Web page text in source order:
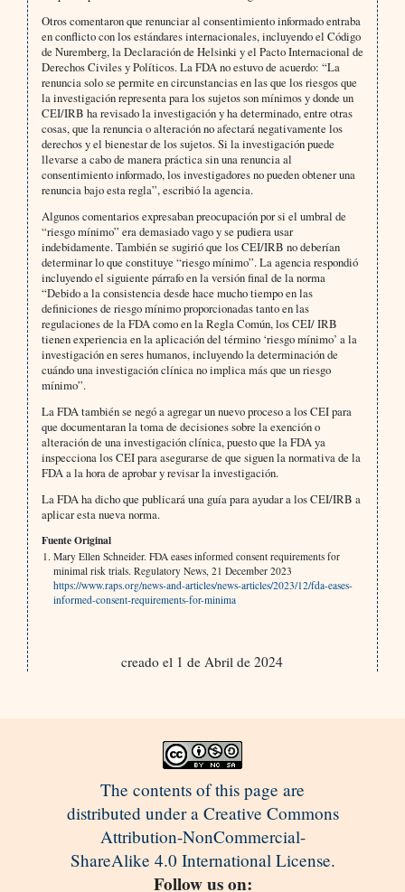
Otros comentaron que renunciar al consentimiento informado entraba
en conflicto con los estándares internacionales, incluyendo el Código
de Nuremberg, la Declaración de Helsinki y el Pacto Internacional de
Derechos Civiles y Políticos. La FDA no estuvo de acuerdo: “La
renuncia solo se permite en circunstancias en las que los riesgos que
la investigación representa para los sujetos son mínimos y donde un
CEI/IRB ha revisado la investigación y ha determinado, entre otras
cosas, que la renuncia o alteración no afectará negativamente los
derechos y el bienestar de los sujetos. Si la investigación puede
llevarse a cabo de manera práctica sin una renuncia al
consentimiento informado, los investigadores no pueden obtener una
renuncia bajo esta regla”, escribió la agencia.
Algunos comentarios expresaban preocupación por si el umbral de
“riesgo mínimo” era demasiado vago y se pudiera usar
indebidamente. También se sugirió que los CEI/IRB no deberían
determinar lo que constituye “riesgo mínimo”. La agencia respondió
incluyendo el siguiente párrafo en la versión final de la norma
“Debido a la consistencia desde hace mucho tiempo en las
definiciones de riesgo mínimo proporcionadas tanto en las
regulaciones de la FDA como en la Regla Común, los CEI/ IRB
tienen experiencia en la aplicación del término ‘riesgo mínimo’ a la
investigación en seres humanos, incluyendo la determinación de
cuándo una investigación clínica no implica más que un riesgo
mínimo”.
La FDA también se negó a agregar un nuevo proceso a los CEI para
que documentaran la toma de decisiones sobre la exención o
alteración de una investigación clínica, puesto que la FDA ya
inspecciona los CEI para asegurarse de que siguen la normativa de la
FDA a la hora de aprobar y revisar la investigación.
La FDA ha dicho que publicará una guía para ayudar a los CEI/IRB a
aplicar esta nueva norma.
Fuente Original
Mary Ellen Schneider. FDA eases informed consent requirements for
minimal risk trials. Regulatory News, 21 December 2023
https://www.raps.org/news-and-articles/news-articles/2023/12/fda-eases-
informed-consent-requirements-for-minima
creado el 1 de Abril de 2024
The contents of this page are
distributed under a Creative Commons
Attribution-NonCommercial-
ShareAlike 4.0 International License.
Follow us on: